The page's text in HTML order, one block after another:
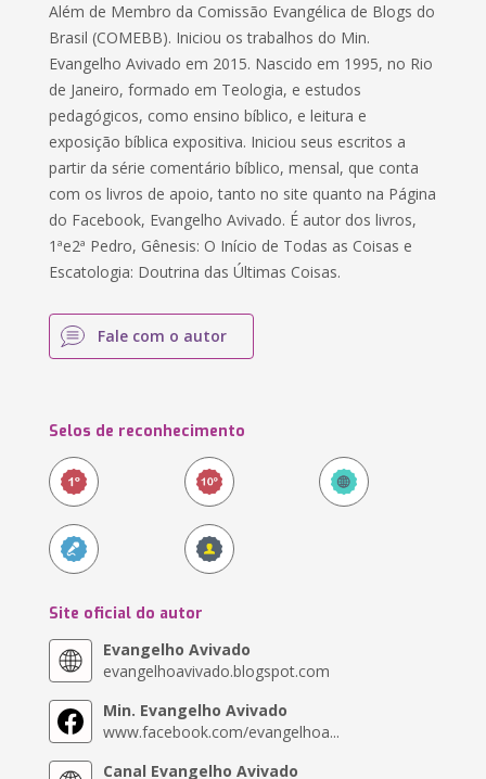
Além de Membro da Comissão Evangélica de Blogs do
Brasil (COMEBB). Iniciou os trabalhos do Min.
Evangelho Avivado em 2015. Nascido em 1995, no Rio
de Janeiro, formado em Teologia, e estudos
pedagógicos, como ensino bíblico, e leitura e
exposição bíblica expositiva. Iniciou seus escritos a
partir da série comentário bíblico, mensal, que conta
com os livros de apoio, tanto no site quanto na Página
do Facebook, Evangelho Avivado. É autor dos livros,
1ªe2ª Pedro, Gênesis: O Início de Todas as Coisas e
Escatologia: Doutrina das Últimas Coisas.
Fale com o autor
Selos de reconhecimento
Site oficial do autor
Evangelho Avivado
evangelhoavivado.blogspot.com
Min. Evangelho Avivado
www.facebook.com/evangelhoa...
Canal Evangelho Avivado